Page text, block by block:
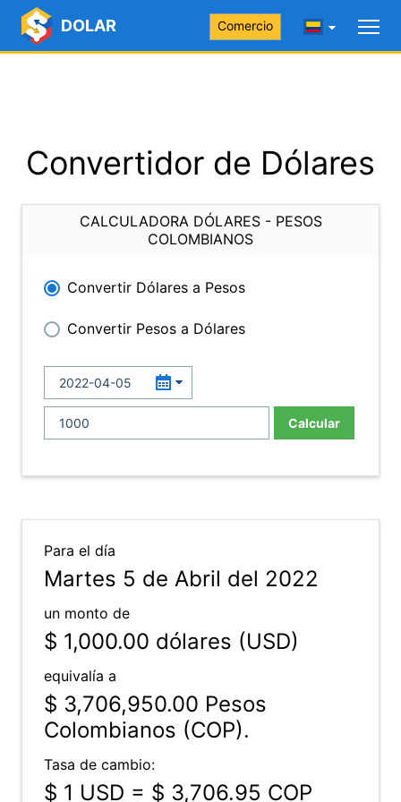
DOLAR Comercio
Convertidor de Dólares
CALCULADORA DÓLARES - PESOS
COLOMBIANOS
Convertir Dólares a Pesos
Convertir Pesos a Dólares
Calcular
Para el día
Martes 5 de Abril del 2022
un monto de
$ 1,000.00 dólares (USD)
equivalía a
$ 3,706,950.00 Pesos
Colombianos (COP).
Tasa de cambio:
$ 1 USD = $ 3,706.95 COP